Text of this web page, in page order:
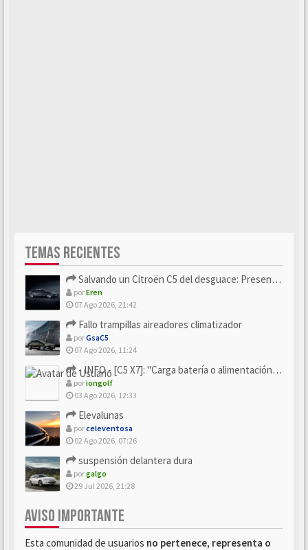
TEMAS RECIENTES
Salvando un Citroën C5 del desguace: Presentación y seguimiento
porEren
07 Ago 2026, 21:42
Fallo trampillas aireadores climatizador
porGsaC5
07 Ago 2026, 11:24
- INFO - [C5 X7]: "Carga batería o alimentación eléctri...
poriongolf
03 Ago 2026, 12:33
Elevalunas
porceleventosa
02 Ago 2026, 07:26
suspensión delantera dura
porgalgo
29 Jul 2026, 21:28
AVISO IMPORTANTE
Esta comunidad de usuarios no pertenece, representa o